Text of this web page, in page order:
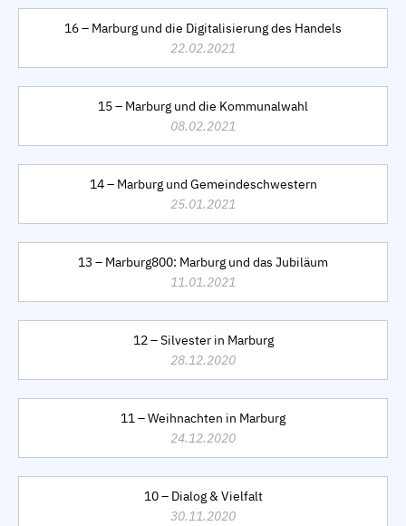
16 – Marburg und die Digitalisierung des Handels
22.02.2021
15 – Marburg und die Kommunalwahl
08.02.2021
14 – Marburg und Gemeindeschwestern
25.01.2021
13 – Marburg800: Marburg und das Jubiläum
11.01.2021
12 – Silvester in Marburg
28.12.2020
11 – Weihnachten in Marburg
24.12.2020
10 – Dialog & Vielfalt
30.11.2020